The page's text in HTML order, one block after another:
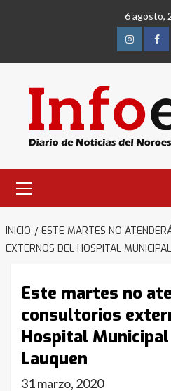
6 agosto,
primario
INICIO
ESTE MARTES NO
EXTERNOS DEL HOSPITAL
Este martes no
consultorios
Hospital
Lauquen
31 marzo, 2020